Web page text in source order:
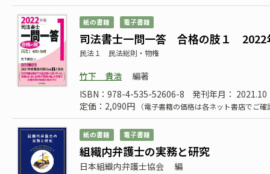
紙の書籍 電子書籍
司法書士一問一答 合格の肢１ 2022
民法１ 民法総則・物権
竹下 貴浩
編著
ISBN：978-4-535-52606-8
発刊年月： 2021.10
定価：2,090円
（電子書籍の価格は各ネット書店でご
紙の書籍 電子書籍
組織内弁護士の実務と研究
日本組織内弁護士協会
編